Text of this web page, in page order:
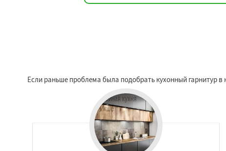
Если раньше проблема была подобрать кухонный гарнитур